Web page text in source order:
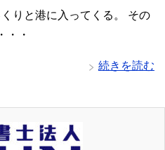
港に入ってくる。 その
・・
続きを読む